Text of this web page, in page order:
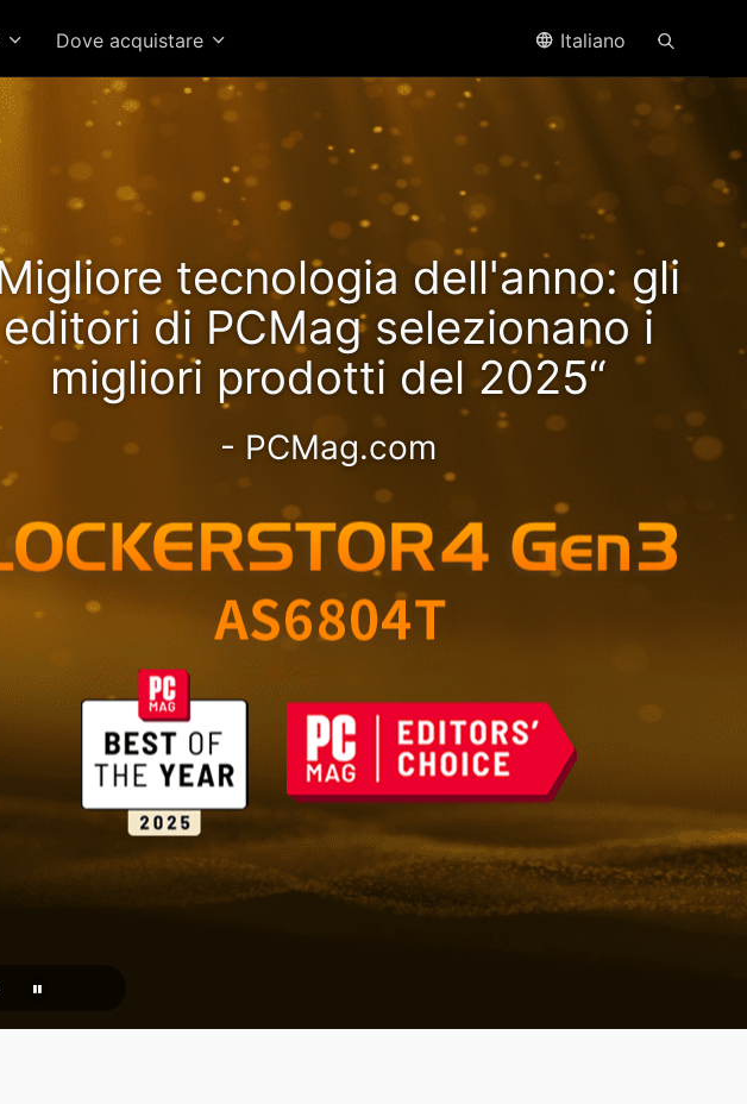
Dove acquistare Italiano
tecnologia dell'anno: gli
editori di PCMag selezionano i
migliori prodotti del 2025“
- PCMag.com
Gen2 offre
con Ryzen!
più veloce - Esperienza più
2.5GbE di grande valore –
affidabile per casa e
del futuro